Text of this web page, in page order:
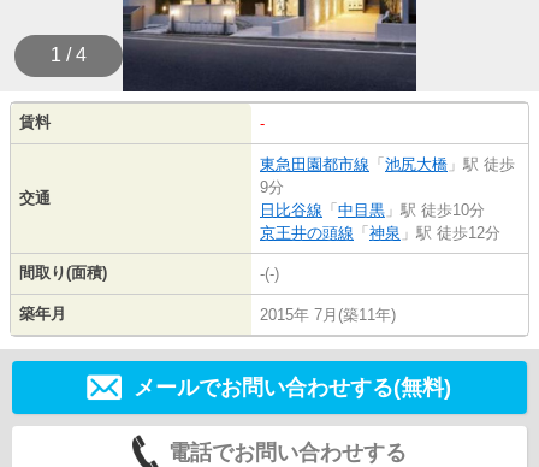
1 / 4
賃料 -
交通
東急田園都市線 「 池尻大橋 」駅 徒歩
9分
日比谷線 「 中目黒 」駅 徒歩10分
京王井の頭線 「 神泉 」駅 徒歩12分
間取り(面積) -(-)
築年月 2015年 7月(築11年)
メールでお問い合わせする(無料)
電話でお問い合わせする